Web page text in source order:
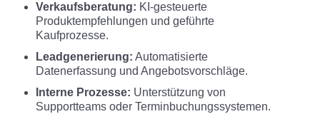
Verkaufsberatung: KI-gesteuerte
Produktempfehlungen und geführte
Kaufprozesse.
Leadgenerierung: Automatisierte
Datenerfassung und Angebotsvorschläge.
Interne Prozesse: Unterstützung von
Supportteams oder Terminbuchungssystemen.